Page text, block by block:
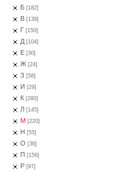
Б [182]
В [139]
Г [150]
Д [104]
Е [30]
Ж [24]
З [58]
И [29]
К [280]
Л [145]
М [220]
Н [55]
О [36]
П [156]
Р [97]